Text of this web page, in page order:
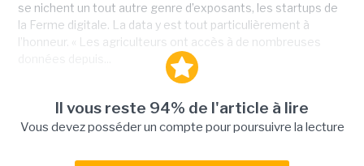
se nichent un tout autre genre d’exposants, les startups de
la Ferme digitale. La data y est tout particulièrement à
l’honneur. « Les agriculteurs ont accès à de nombreuses
Il vous reste 94% de l'article à lire
Vous devez posséder un compte pour poursuivre la lecture